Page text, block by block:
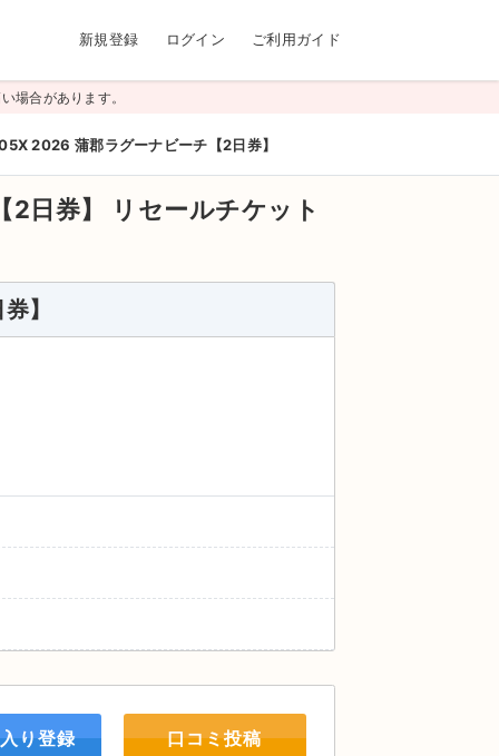
新規登録 ログイン ご利用ガイド
場合があります。
2026 蒲郡ラグーナビーチ【2日券】
日券】
リセールチケット
】
り登録 口コミ投稿